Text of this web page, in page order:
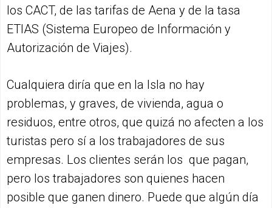
los CACT, de las tarifas de Aena y de la tasa
ETIAS (Sistema Europeo de Información y
Autorización de Viajes).
Cualquiera diría que en la Isla no hay
problemas, y graves, de vivienda, agua o
residuos, entre otros, que quizá no afecten a los
turistas pero sí a los trabajadores de sus
empresas. Los clientes serán los que pagan,
pero los trabajadores son quienes hacen
posible que ganen dinero. Puede que algún día